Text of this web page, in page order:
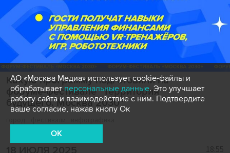
Какую программу подготовили на
форуме-фестивале "Территория
будущего. Москва 2030"
АО «Москва Медиа» использует cookie-файлы и
обрабатывает персональные данные. Это улучшает
работу сайта и взаимодействие с ним. Подтвердите
ваше согласие, нажав кнопу Ок
OK